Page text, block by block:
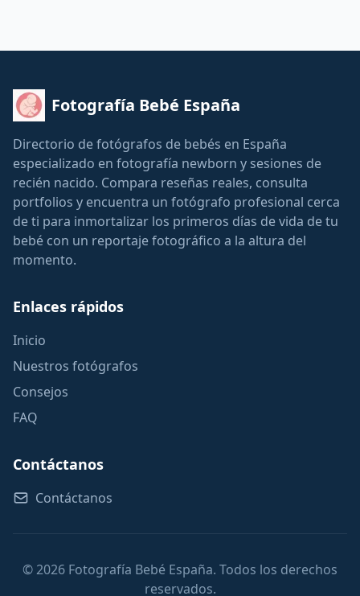
Fotografía Bebé España
Directorio de fotógrafos de bebés en España
especializado en fotografía newborn y sesiones de
recién nacido. Compara reseñas reales, consulta
portfolios y encuentra un fotógrafo profesional cerca
de ti para inmortalizar los primeros días de vida de tu
bebé con un reportaje fotográfico a la altura del
momento.
Enlaces rápidos
Inicio
Nuestros fotógrafos
Consejos
FAQ
Contáctanos
Contáctanos
© 2026 Fotografía Bebé España. Todos los derechos
reservados.